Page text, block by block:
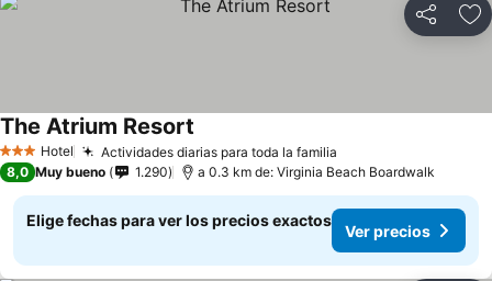
Compartir
3 Estrellas
Hotel Actividades diarias para toda la familia
The Atrium Resort
8,0 Muy bueno 1.290 a 0.3 km de: Virginia Beach Boardwalk
Elige fechas para ver los precios exactos
Ver precios